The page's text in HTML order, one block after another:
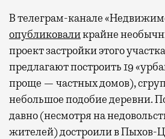
В телеграм-канале
опубликоваликрайне
проект застройки этого
предлагают построить 19
проще — частных домов),
небольшое подобие деревни.
давно (несмотря на
жителей) достроили в Пыхов-